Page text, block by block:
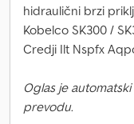
hidraulični brzi
Kobelco SK300 /
Credji Ilt Nspfx
Oglas je
prevodu.